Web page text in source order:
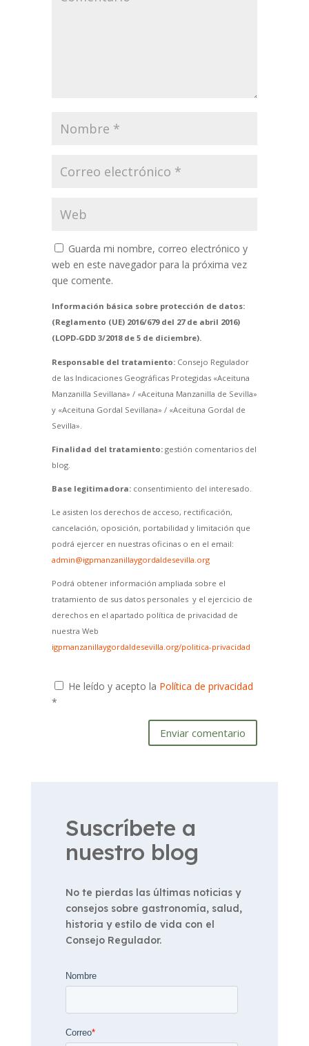
Guarda mi nombre, correo electrónico y
web en este navegador para la próxima vez
que comente.
Información básica sobre protección de datos:
(Reglamento (UE) 2016/679 del 27 de abril 2016)
(LOPD-GDD 3/2018 de 5 de diciembre).
Responsable del tratamiento:Consejo Regulador
de las Indicaciones Geográficas Protegidas «Aceituna
Manzanilla Sevillana» / «Aceituna Manzanilla de Sevilla»
y «Aceituna Gordal Sevillana» / «Aceituna Gordal de
Sevilla».
Finalidad del tratamiento:gestión comentarios del
blog.
Base legitimadora:consentimiento del interesado.
Le asisten los derechos de acceso, rectificación,
cancelación, oposición, portabilidad y limitación que
podrá ejercer en nuestras oficinas o en el email:
admin@igpmanzanillaygordaldesevilla.org
Podrá obtener información ampliada sobre el
tratamiento de sus datos personales y el ejercicio de
derechos en el apartado política de privacidad de
nuestra Web
igpmanzanillaygordaldesevilla.org/politica-privacidad
He leído y acepto la Política de privacidad
*
Enviar comentario
Suscríbete a
nuestro blog
No te pierdas las últimas noticias y
consejos sobre gastronomía, salud,
historia y estilo de vida con el
Consejo Regulador.